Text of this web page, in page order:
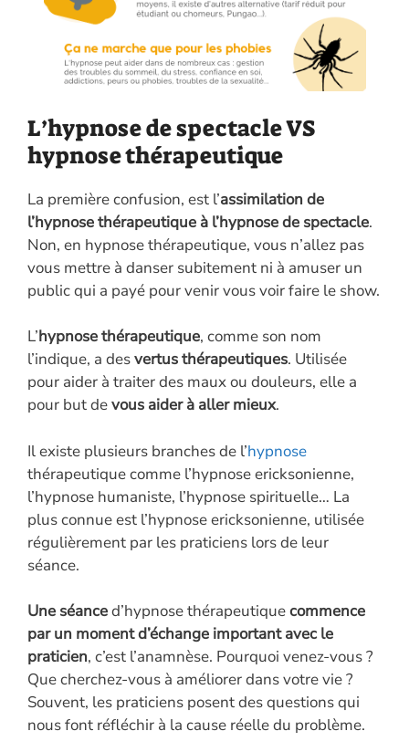
L’hypnose de spectacle VS
hypnose thérapeutique
La première confusion, est l’assimilation de
l’hypnose thérapeutique à l’hypnose de spectacle.
Non, en hypnose thérapeutique, vous n’allez pas
vous mettre à danser subitement ni à amuser un
public qui a payé pour venir vous voir faire le show.
L’hypnose thérapeutique, comme son nom
l’indique, a desvertus thérapeutiques. Utilisée
pour aider à traiter des maux ou douleurs, elle a
pour but devous aider à aller mieux.
Il existe plusieurs branches de l’hypnose
thérapeutique comme l’hypnose ericksonienne,
l’hypnose humaniste, l’hypnose spirituelle… La
plus connue est l’hypnose ericksonienne, utilisée
régulièrement par les praticiens lors de leur
séance.
Une séanced’hypnose thérapeutiquecommence
par un moment d’échange important avec le
praticien, c’est l’anamnèse. Pourquoi venez-vous ?
Que cherchez-vous à améliorer dans votre vie ?
Souvent, les praticiens posent des questions qui
nous font réfléchir à la cause réelle du problème.